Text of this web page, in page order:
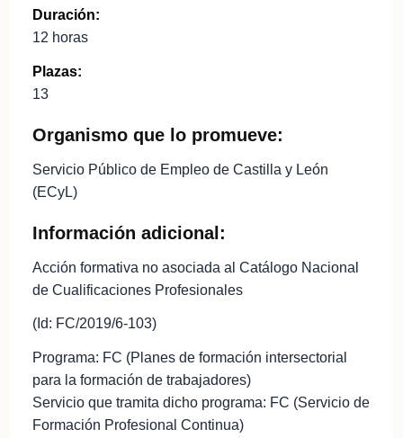
Duración:
12 horas
Plazas:
13
Organismo que lo promueve:
Servicio Público de Empleo de Castilla y León
(ECyL)
Información adicional:
Acción formativa no asociada al Catálogo Nacional
de Cualificaciones Profesionales
(Id: FC/2019/6-103)
Programa: FC (Planes de formación intersectorial
para la formación de trabajadores)
Servicio que tramita dicho programa: FC (Servicio de
Formación Profesional Continua)